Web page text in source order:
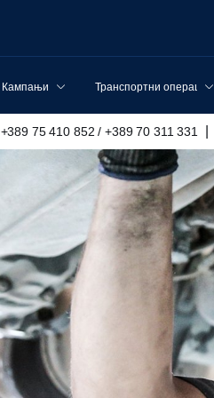
Кампањи Транспортни операции
+389 75 410 852 / +389 70 311 331